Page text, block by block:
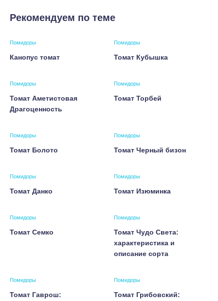
Рекомендуем по теме
Помидоры
Канопус томат
Помидоры
Томат Кубышка
Помидоры
Томат Аметистовая
Драгоценность
Помидоры
Томат Торбей
Помидоры
Томат Болото
Помидоры
Томат Черный бизон
Помидоры
Томат Данко
Помидоры
Томат Изюминка
Помидоры
Томат Семко
Помидоры
Томат Чудо Света:
характеристика и
описание сорта
Помидоры
Томат Гаврош:
Помидоры
Томат Грибовский: